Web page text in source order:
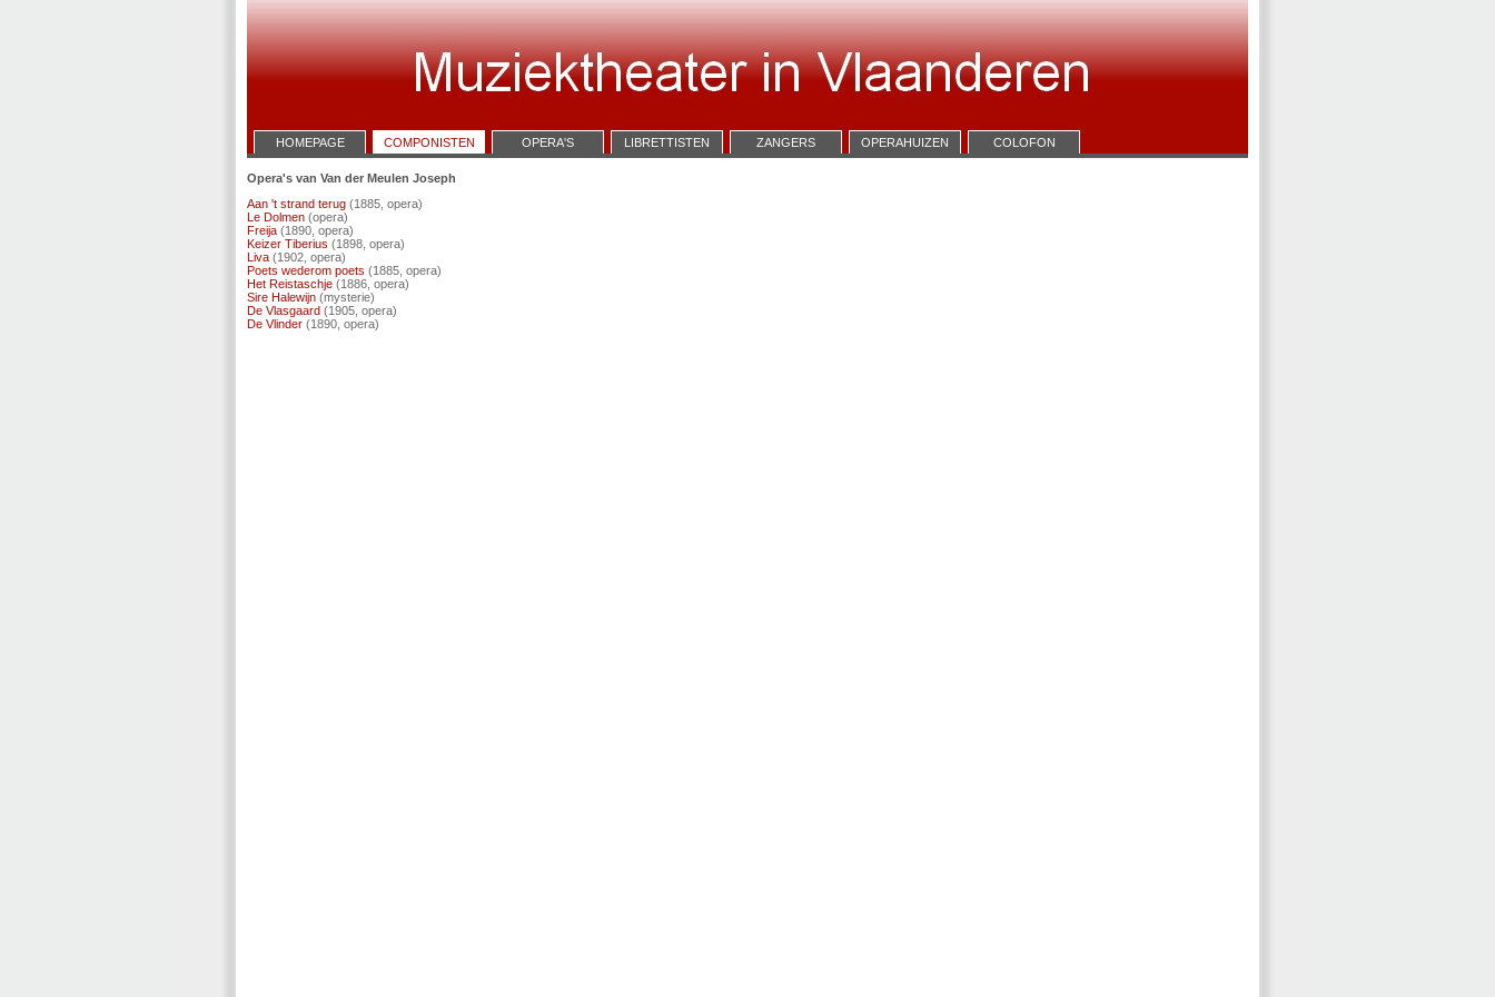
HOMEPAGE COMPONISTEN OPERA'S LIBRETTISTEN ZANGERS OPERAHUIZEN COLOFON
Opera's van Van der Meulen Joseph
Aan 't strand terug (1885, opera)
Le Dolmen (opera)
Freija (1890, opera)
Keizer Tiberius (1898, opera)
Liva (1902, opera)
Poets wederom poets (1885, opera)
Het Reistaschje (1886, opera)
Sire Halewijn (mysterie)
De Vlasgaard (1905, opera)
De Vlinder (1890, opera)